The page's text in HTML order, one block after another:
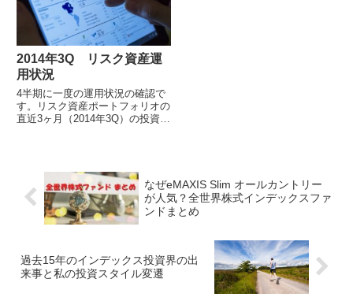
2014年3Q リスク資産運
用状況
4半期に一度の運用状況の確認で
す。リスク資産ポートフォリオの
直近3ヶ月（2014年3Q）の投資収
なぜeMAXIS Slim オールカントリー
が人気？全世界株式インデックスファ
ンドまとめ
過去15年のインデックス投資界の出
来事と私の投資スタイル変遷